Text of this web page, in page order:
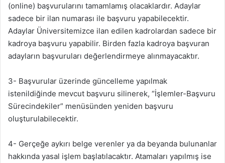
(online) başvurularını tamamlamış olacaklardır. Adaylar
sadece bir ilan numarası ile başvuru yapabilecektir.
Adaylar Üniversitemizce ilan edilen kadrolardan sadece bir
kadroya başvuru yapabilir. Birden fazla kadroya başvuran
adayların başvuruları değerlendirmeye alınmayacaktır.
3- Başvurular üzerinde güncelleme yapılmak
istenildiğinde mevcut başvuru silinerek, “İşlemler-Başvuru
Sürecindekiler” menüsünden yeniden başvuru
oluşturulabilecektir.
4- Gerçeğe aykırı belge verenler ya da beyanda bulunanlar
hakkında yasal işlem başlatılacaktır. Atamaları yapılmış ise